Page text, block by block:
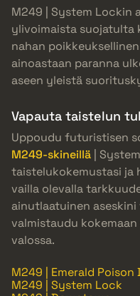
M249 | System Lockin
ylivoimaista suojatulta
nahan
ainoastaan paranna
aseen yleistä
Vapauta taistelun
Uppoudu futuristisen
M249-skineillä |
taistelukokemustasi ja
vailla olevalla
ainutlaatuinen
valmistaudu
valossa.
M249 | Emerald Poison
M249 | System Lock